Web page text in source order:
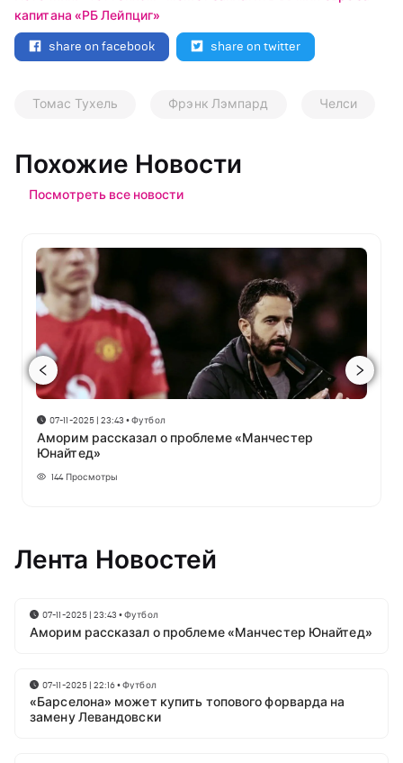
капитана «РБ Лейпциг»
share on facebook
share on twitter
Томас Тухель Фрэнк Лэмпард Челси
Похожие Новости
Посмотреть все новости
07-11-2025 | 23:43 •Футбол
Аморим рассказал о проблеме «Манчестер
Юнайтед»
144 Просмотры
Лента Новостей
07-11-2025 | 23:43 •Футбол
Аморим рассказал о проблеме «Манчестер Юнайтед»
07-11-2025 | 22:16•Футбол
«Барселона» может купить топового форварда на
замену Левандовски